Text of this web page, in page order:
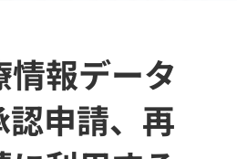
報データ
申請、再